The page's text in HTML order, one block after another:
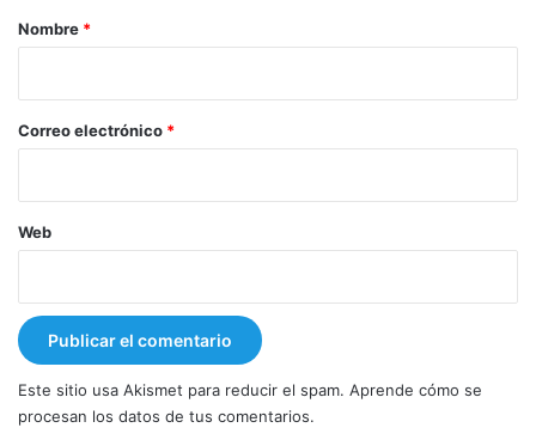
r
*
Nombre *
Correo electrónico *
Web
Este sitio usa Akismet para reducir el spam. Aprende cómo se
procesan los datos de tus comentarios.